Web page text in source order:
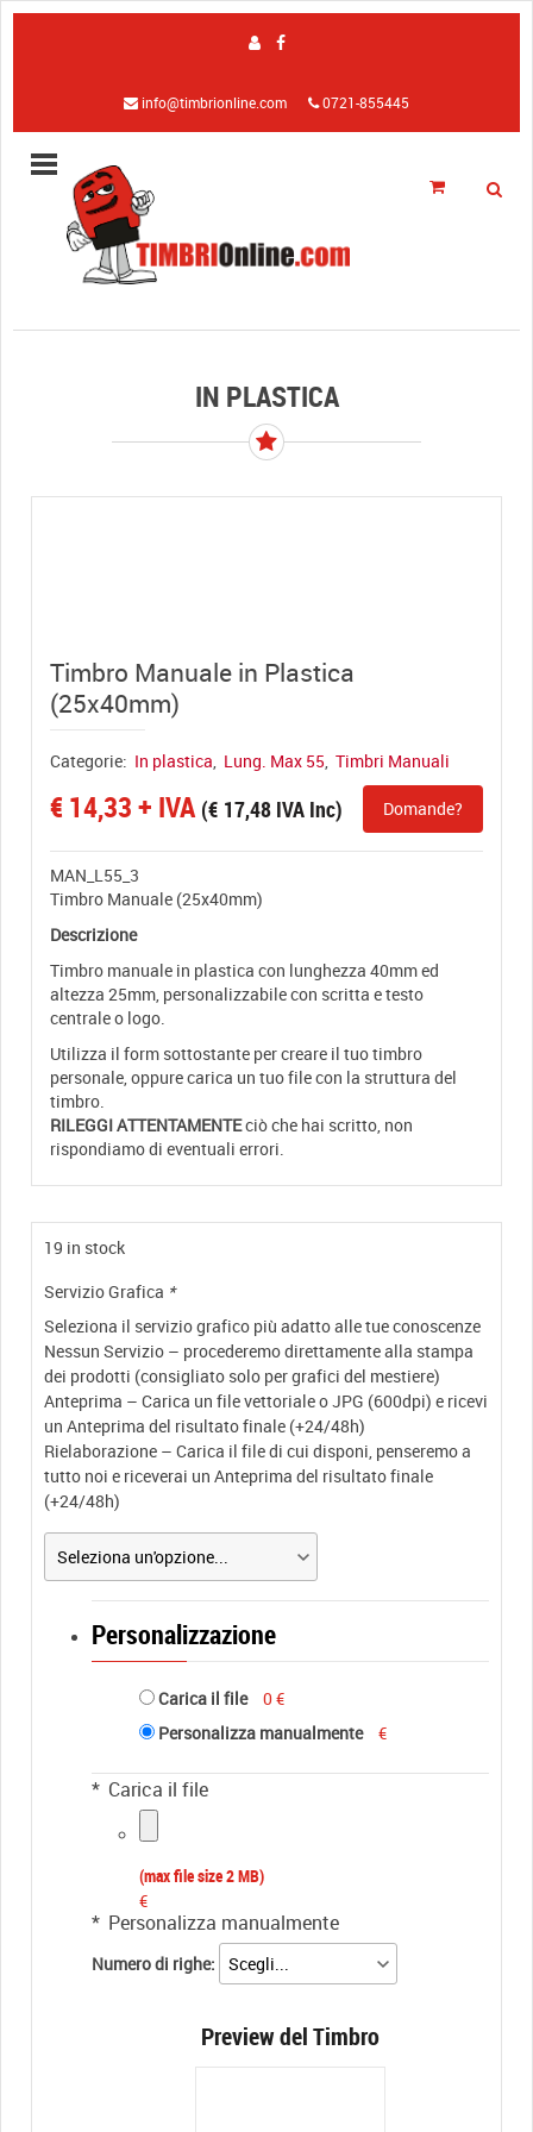
info@timbrionline.com 0721-855445
IN PLASTICA
Timbro Manuale in Plastica
(25x40mm)
Categorie: In plastica Lung. Max 55 Timbri Manuali
€ 14,33+ IVA (€ 17,48 IVA Inc) Domande?
MAN_L55_3
Timbro Manuale (25x40mm)
Descrizione
Timbro manuale in plastica con lunghezza 40mm ed
altezza 25mm, personalizzabile con scritta e testo
centrale o logo.
Utilizza il form sottostante per creare il tuo timbro
personale, oppure carica un tuo file con la struttura del
timbro.
RILEGGI ATTENTAMENTEciò che hai scritto, non
rispondiamo di eventuali errori.
19 in stock
Servizio Grafica *
Seleziona il servizio grafico più adatto alle tue conoscenze
Nessun Servizio – procederemo direttamente alla stampa
dei prodotti (consigliato solo per grafici del mestiere)
Anteprima – Carica un file vettoriale o JPG (600dpi) e ricevi
un Anteprima del risultato finale (+24/48h)
Rielaborazione – Carica il file di cui disponi, penseremo a
tutto noi e riceverai un Anteprima del risultato finale
(+24/48h)
Personalizzazione
Carica il file
0 €
Personalizza manualmente
€
* Carica il file
(max file size 2 MB)
€
* Personalizza manualmente
Numero di righe:
Preview del Timbro